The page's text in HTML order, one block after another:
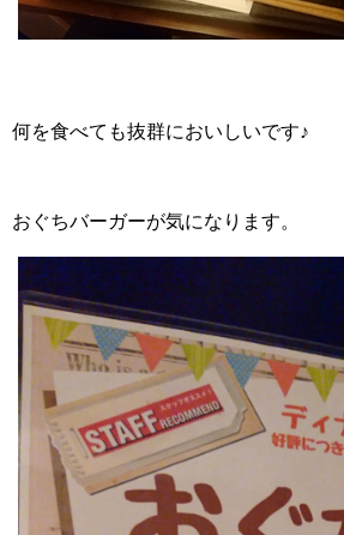
何を食べても抜群においしいです♪
おぐちバーガーが気になります。